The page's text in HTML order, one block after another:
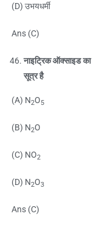
(D) उभयधर्मी
Ans (C)
नाइट्रिक ऑक्साइड का
सूत्र है
(A) N2O5
(B) N2O
(C) NO2
(D) N2O3
Ans (C)